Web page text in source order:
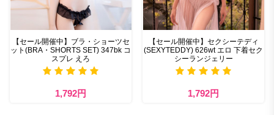
【セール開催中】ブラ・ショーツセ
ット(BRA・SHORTS SET) 347bk コ
スプレ えろ
1,792円
【セール開催中】セクシーテディ
(SEXYTEDDY) 626wt エロ 下着セク
シーランジェリー
1,792円